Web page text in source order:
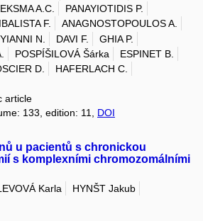
A.C.
PANAYIOTIDIS P.
F.
ANAGNOSTOPOULOS A.
N. DAVI F.
GHIA P.
POSPÍŠILOVÁ Šárka
ESPINET B.
D.
HAFERLACH C.
article
133, edition: 11, DOI
u pacientů s chronickou
s komplexními chromozomálními
Karla
HYNŠT Jakub